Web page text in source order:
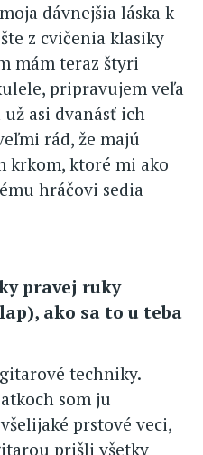
dávnejšia láska k
z cvičenia klasiky
mám teraz štyri
pripravujem veľa
asi dvanásť ich
rád, že majú
krkom, ktoré mi ako
hráčovi sedia
pravej ruky
ako sa to u teba
techniky.
som ju
prstové veci,
prišli všetky